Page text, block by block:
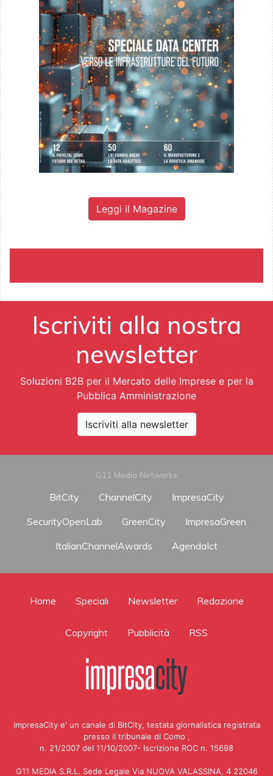
Leggi il Magazine
Iscriviti alla nostra
newsletter
Soluzioni B2B per il Mercato delle Imprese e per la
Pubblica Amministrazione
Iscriviti alla newsletter
G11 Media Networks
BitCity ChannelCity
ImpresaCity
SecurityOpenLab
GreenCity
ImpresaGreen
ItalianChannelAwards
AgendaIct
Home Speciali Newsletter Redazione
Copyright Pubblicità RSS
ImpresaCity e' un canale di BitCity, testata giornalistica registrata
presso il tribunale di Como ,
n. 21/2007 del 11/10/2007- Iscrizione ROC n. 15698
G11 MEDIA S.R.L. Sede Legale Via NUOVA VALASSINA, 4 22046